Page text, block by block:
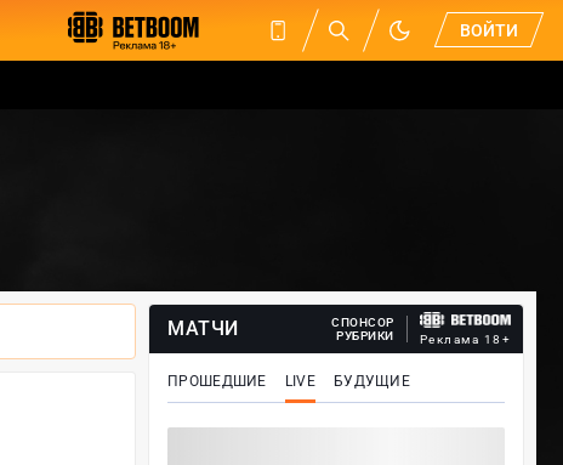
ВОЙТИ
МАТЧИ
СПОНСОР
РУБРИКИ
Реклама 18+
ПРОШЕДШИЕ LIVE БУДУЩИЕ